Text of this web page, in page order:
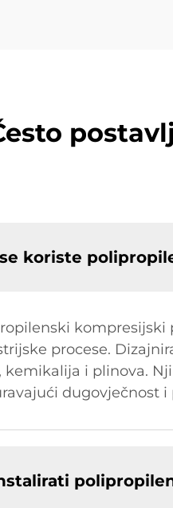
koriste
kompresijski
procese.
kemikalija i plinova.
dugovječnost